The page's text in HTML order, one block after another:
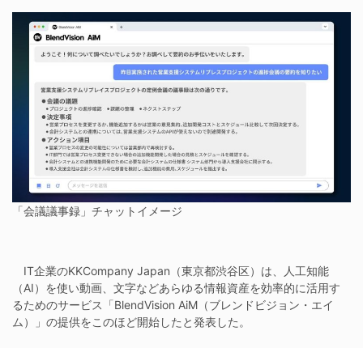
「会議議事録」チャットイメージ
IT企業のKKCompany Japan（東京都渋谷区）は、人工知能
（AI）を使い動画、文字などあらゆる情報資産を効率的に活用す
るためのサービス「BlendVision AiM（ブレンドビジョン・エイ
ム）」の提供をこのほど開始したと発表した。